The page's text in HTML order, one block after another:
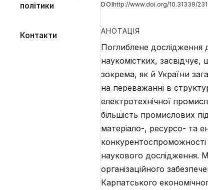
політики
Контакти
DOIhttp://www.doi.org/10.31339/
АНОТАЦІЯ
Поглиблене дослідження
наукомістких,
зокрема, як й України
на переважанні в
електротехнічної
більшість промислових
матеріало-, ресурсо- та
конкурентоспроможності
наукового дослідження.
організаційного
Карпатського